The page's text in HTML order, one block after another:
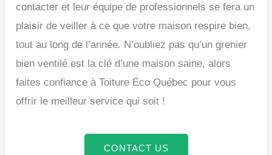
contacter et leur équipe de professionnels se fera un
plaisir de veiller à ce que votre maison respire bien,
tout au long de l’année. N’oubliez pas qu’un grenier
bien ventilé est la clé d’une maison saine, alors
faites confiance à Toiture Éco Québec pour vous
offrir le meilleur service qui soit !
CONTACT US